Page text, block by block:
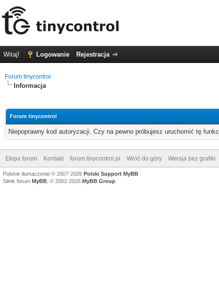
Witaj! Logowanie Rejestracja
Forum tinycontrol
Informacja
Forum tinycontrol
Niepoprawny kod autoryzacji. Czy na pewno próbujesz uruchomić tę
Ekipa forum Kontakt forum.tinycontrol.pl Wróć do góry Wersja bez grafiki
Polskie tłumaczenie © 2007-2026 Polski Support MyBB
Silnik forum MyBB , © 2002-2026 MyBB Group